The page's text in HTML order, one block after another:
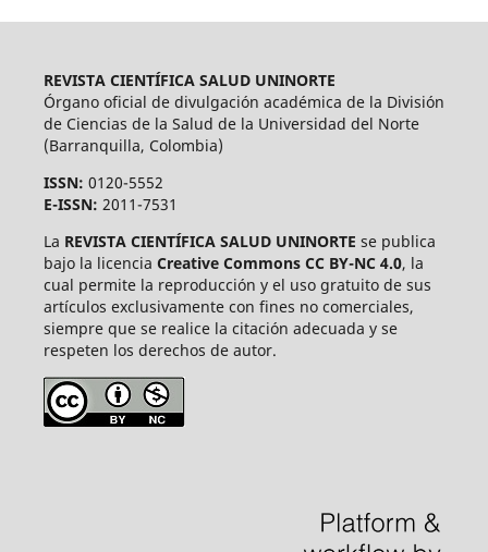
REVISTA CIENTÍFICA SALUD UNINORTE
Órgano oficial de divulgación académica de la División
de Ciencias de la Salud de la Universidad del Norte
(Barranquilla, Colombia)
ISSN: 0120-5552
E-ISSN: 2011-7531
La REVISTA CIENTÍFICA SALUD UNINORTE se publica
bajo la licencia Creative Commons CC BY-NC 4.0, la
cual permite la reproducción y el uso gratuito de sus
artículos exclusivamente con fines no comerciales,
siempre que se realice la citación adecuada y se
respeten los derechos de autor.